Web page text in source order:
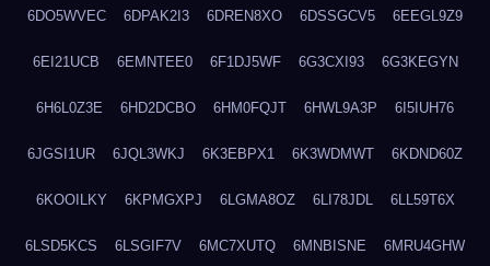
6DO5WVEC 6DPAK2I3 6DREN8XO 6DSSGCV5 6EEGL9Z9
6EI21UCB 6EMNTEE0 6F1DJ5WF 6G3CXI93 6G3KEGYN
6H6L0Z3E 6HD2DCBO 6HM0FQJT 6HWL9A3P 6I5IUH76
6JGSI1UR 6JQL3WKJ 6K3EBPX1 6K3WDMWT 6KDND60Z
6KOOILKY 6KPMGXPJ 6LGMA8OZ 6LI78JDL 6LL59T6X
6LSD5KCS 6LSGIF7V 6MC7XUTQ 6MNBISNE 6MRU4GHW